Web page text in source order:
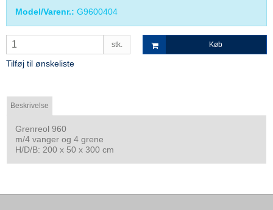
Model/Varenr.: G9600404
stk. Køb
Tilføj til ønskeliste
Beskrivelse
Grenreol 960
m/4 vanger og 4 grene
H/D/B: 200 x 50 x 300 cm